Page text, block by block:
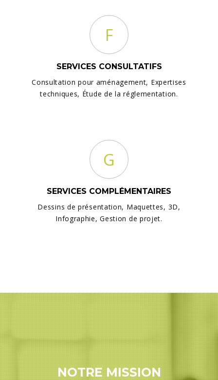
F
SERVICES CONSULTATIFS
Consultation pour aménagement, Expertises
techniques, Étude de la réglementation.
G
SERVICES COMPLÉMENTAIRES
Dessins de présentation, Maquettes, 3D,
Infographie, Gestion de projet.
NOTRE MISSION